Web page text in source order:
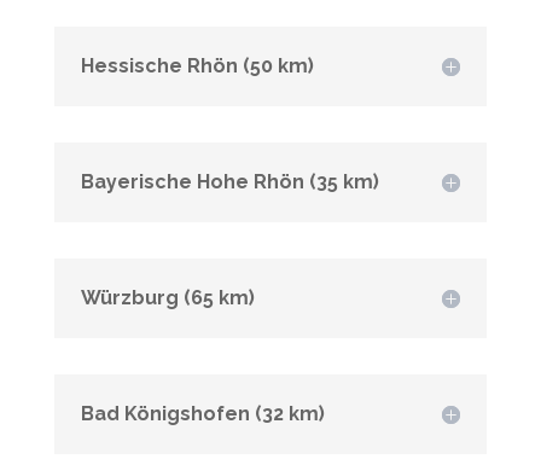
Hessische Rhön (50 km)
Bayerische Hohe Rhön (35 km)
Würzburg (65 km)
Bad Königshofen (32 km)